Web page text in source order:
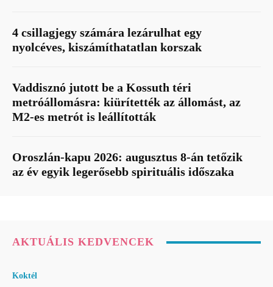
4 csillagjegy számára lezárulhat egy
nyolcéves, kiszámíthatatlan korszak
Vaddisznó jutott be a Kossuth téri
metróállomásra: kiürítették az állomást, az
M2-es metrót is leállították
Oroszlán-kapu 2026: augusztus 8-án tetőzik
az év egyik legerősebb spirituális időszaka
AKTUÁLIS KEDVENCEK
Koktél